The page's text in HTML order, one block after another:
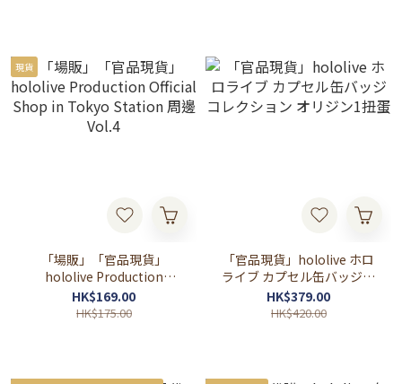
現貨
「場販」「官品現貨」
hololive Production
Official Shop in Tokyo
Station 周邊 Vol.4
HK$169.00
HK$175.00
「官品現貨」hololive ホロ
ライブ カプセル缶バッジコ
レクション オリジン1扭蛋
HK$379.00
HK$420.00